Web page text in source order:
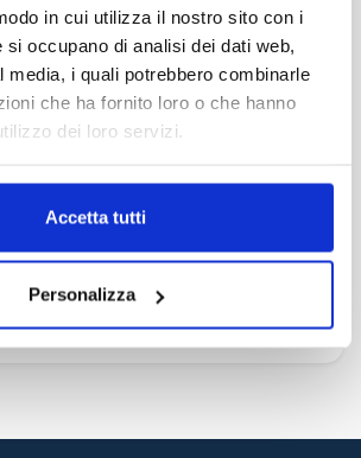
in cui utilizza il nostro sito con i
si occupano di analisi dei dati web,
media, i quali potrebbero combinarle
che ha fornito loro o che hanno
dei loro servizi.
Accetta tutti
Personalizza
CAPO
W COMISO
W TRAPANI
KOLEJOWY MEDIOLAN CENTRALE
W MILANO LINATE